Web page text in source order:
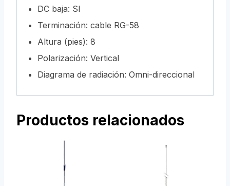
DC baja: SI
Terminación: cable RG-58
Altura (pies): 8
Polarización: Vertical
Diagrama de radiación: Omni-direccional
Productos relacionados